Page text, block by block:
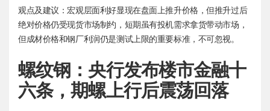
观点及建议：宏观层面利好显现在盘面上推升价格，但推升过后
绝对价格仍受现货市场制约，短期虽有投机需求拿货带动市场，
但成材价格和钢厂利润仍是测试上限的重要标准，不可忽视。
螺纹钢：央行发布楼市金融十
六条，期螺上行后震荡回落